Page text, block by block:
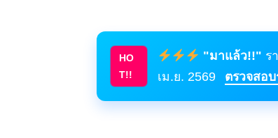
HO
T!!
"มาแล้ว!!" ร
เม.ย. 2569
ตรวจสอ